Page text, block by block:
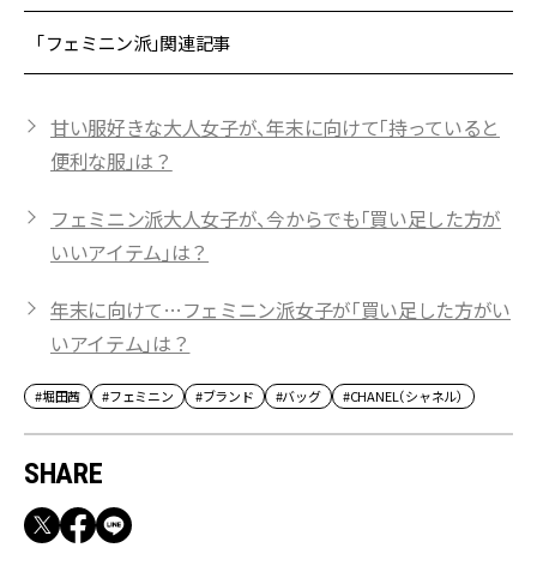
「フェミニン派」関連記事
甘い服好きな大人女子が、年末に向けて「持っていると
便利な服」は？
フェミニン派大人女子が、今からでも「買い足した方が
いいアイテム」は？
年末に向けて…フェミニン派女子が「買い足した方がい
いアイテム」は？
#堀田茜 #フェミニン #ブランド #バッグ #CHANEL（シャネル）
SHARE